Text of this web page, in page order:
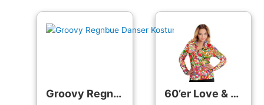
Groovy Regnbue Danser Kostume 60’er Love & Peace Skjorte